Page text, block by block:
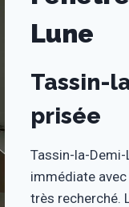
Lune
Tassin-
prisée
Tassin-la-
immédiate
très recherché.